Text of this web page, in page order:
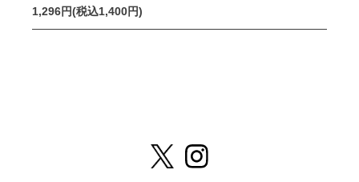
1,296円(税込1,400円)